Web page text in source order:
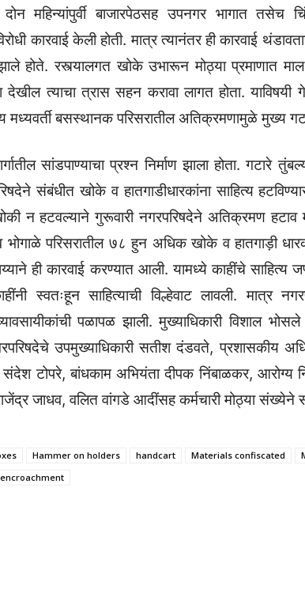
दोन महिन्यांपुर्वी बाजारपेठसह उपनगर भागात तसेच
कारवाई केली होती. मात्र त्यानंतर ही कारवाई
होते. रस्त्यालगत खोके उभारून मोठ्या प्रमाणात माल
देखील त्याचा त्रास सहन करावा लागत होता.
मध्यवर्ती बसस्थानक परिसरातील अतिक्रमणामुळे मुख्य
सांडपाण्याचा प्रश्न निर्माण झाला होता. गटारे
संबंधीत खोके व हातगाडीधारकांना साहित्य
न हटवल्याने गुरूवारी नगरपरिषदेने अतिक्रमण हटाव
परिसरातील ७८ हुन अधिक खोके व हातगाड़ी
ही कारवाई करण्यात आली. यामध्ये काहींचे
स्वतःहून साहित्याची विल्हेवाट लावली. मात्र
पळापळ झाली. मुख्याधिकारी विशाल भोसले
उपमुख्याधिकारी सतीश दंडवते, प्रशासकीय
संदेश टोपरे, बांधकाम अभियंता दीपक निंबाळकर, आरोग्य
जाधव, वलित वांगडे आदींसह कर्मचारी मोठ्या संख्येने
Hammer on holders handcart Materials confiscated